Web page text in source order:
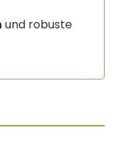
und robuste